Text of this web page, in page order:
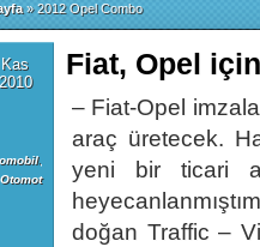
» 2012 Opel Combo
Kas
2010
,
Otomot
Fiat, Opel
– Fiat-Opel
araç üretecek.
yeni bir ticari
doğan Traffic –